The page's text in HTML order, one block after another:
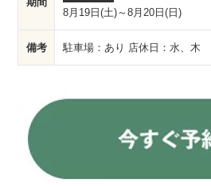
8月19日(土)～8月20日(日)
備考 駐車場：あり 店休日：水、木